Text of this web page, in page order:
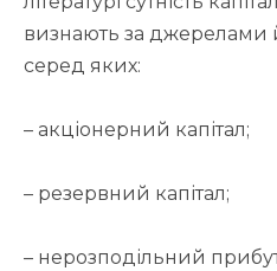
визнають за джерелами
серед яких:
– акціонерний капітал;
– резервний капітал;
– нерозподільний